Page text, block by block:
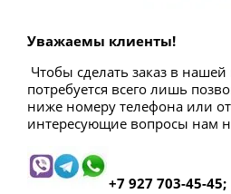
Уважаемы клиенты!
Чтобы сделать заказ в
потребуется всего лишь
ниже номеру телефона или
интересующие вопросы нам
+7 927 703-45-